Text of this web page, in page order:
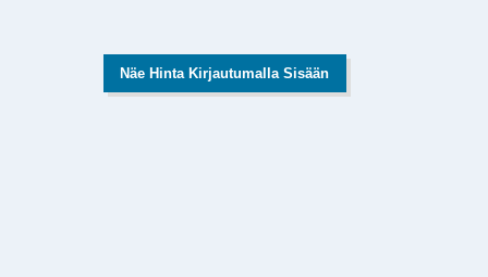
Näe Hinta Kirjautumalla Sisään